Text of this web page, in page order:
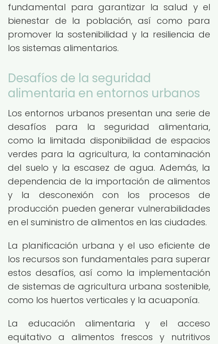
fundamental para garantizar la salud y el
bienestar de la población, así como para
promover la sostenibilidad y la resiliencia de
los sistemas alimentarios.
Desafíos de la seguridad
alimentaria en entornos urbanos
Los entornos urbanos presentan una serie de
desafíos para la seguridad alimentaria,
como la limitada disponibilidad de espacios
verdes para la agricultura, la contaminación
del suelo y la escasez de agua. Además, la
dependencia de la importación de alimentos
y la desconexión con los procesos de
producción pueden generar vulnerabilidades
en el suministro de alimentos en las ciudades.
La planificación urbana y el uso eficiente de
los recursos son fundamentales para superar
estos desafíos, así como la implementación
de sistemas de agricultura urbana sostenible,
como los huertos verticales y la acuaponía.
La educación alimentaria y el acceso
equitativo a alimentos frescos y nutritivos